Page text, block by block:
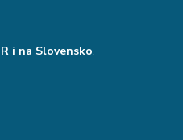
i na Slovensko.